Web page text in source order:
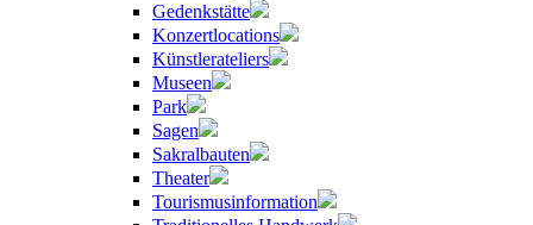
Gedenkstätte
Konzertlocations
Künstlerateliers
Museen
Park
Sagen
Sakralbauten
Theater
Tourismusinformation